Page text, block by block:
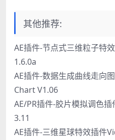
其他推荐:
AE插件-节点式三维粒子特
1.6.0a
AE插件-数据生成曲线走向
Chart V1.06
AE/PR插件-胶片模拟调色
3.11
AE插件-三维星球特效插件